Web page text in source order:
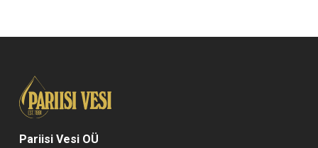
Pariisi Vesi OÜ